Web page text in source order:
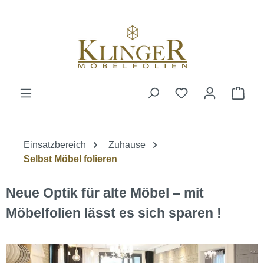
Einsatzbereich
Zuhause
Selbst Möbel folieren
Neue Optik für alte Möbel – mit
Möbelfolien lässt es sich sparen !